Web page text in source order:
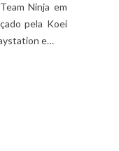
Ninja em
pela Koei
e…